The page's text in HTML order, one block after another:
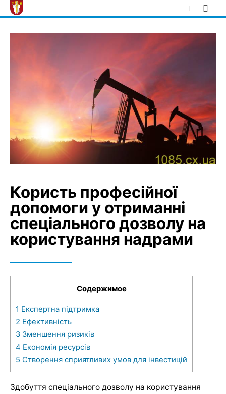
Skip
to
Користь професійної
допомоги у отриманні
спеціального дозволу на
користування надрами
Содержимое
1 Експертна підтримка
2 Ефективність
3 Зменшення ризиків
4 Економія ресурсів
5 Створення сприятливих умов для інвестицій
Здобуття спеціального дозволу на користування